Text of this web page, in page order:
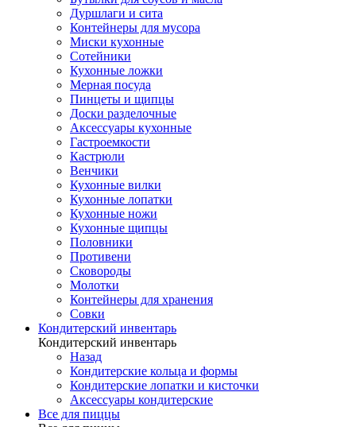
Дуршлаги и сита
Контейнеры для мусора
Миски кухонные
Сотейники
Кухонные ложки
Мерная посуда
Пинцеты и щипцы
Доски разделочные
Аксессуары кухонные
Гастроемкости
Кастрюли
Венчики
Кухонные вилки
Кухонные лопатки
Кухонные ножи
Кухонные щипцы
Половники
Противени
Сковороды
Молотки
Контейнеры для хранения
Совки
Кондитерский инвентарь
Кондитерский инвентарь
Назад
Кондитерские кольца и формы
Кондитерские лопатки и кисточки
Аксессуары кондитерские
Все для пиццы